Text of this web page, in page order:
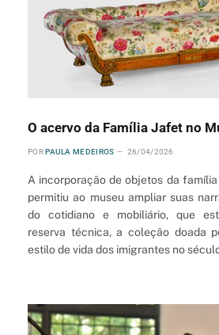
O acervo da Família Jafet no
POR PAULA MEDEIROS 26/04/2026
A incorporação de objetos da
permitiu ao museu ampliar suas
do cotidiano e mobiliário, que
reserva técnica, a coleção doada
estilo de vida dos imigrantes no